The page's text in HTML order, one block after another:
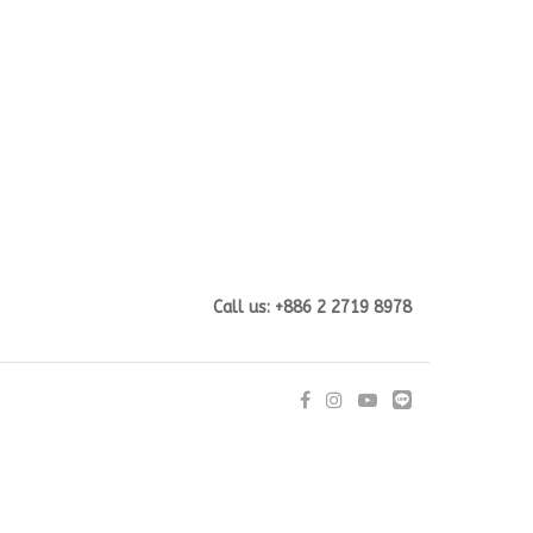
Call us: +886 2 2719 8978